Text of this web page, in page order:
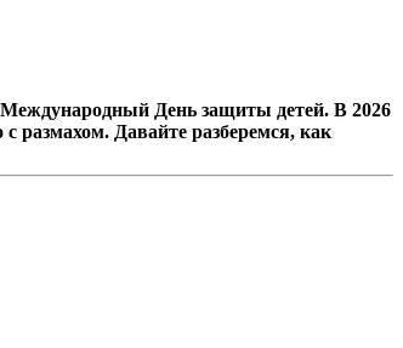
Международный День защиты детей. В 2026
размахом. Давайте разберемся, как